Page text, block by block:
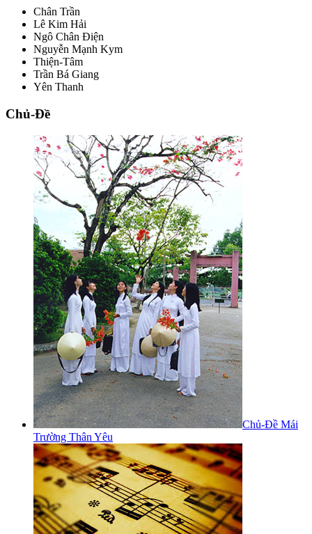
Chân Trần
Lê Kim Hải
Ngô Chân Điện
Nguyễn Mạnh Kym
Thiện-Tâm
Trần Bá Giang
Yên Thanh
Chủ-Đề
Chủ-Đề Mái
Trường Thân Yêu